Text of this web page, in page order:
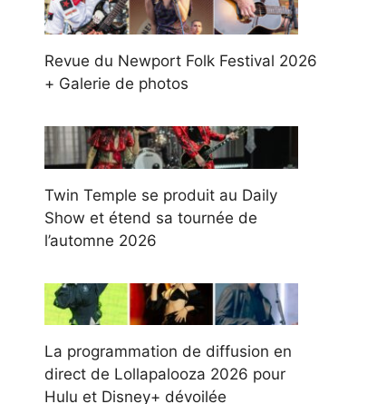
Revue du Newport Folk Festival 2026
+ Galerie de photos
Twin Temple se produit au Daily
Show et étend sa tournée de
l’automne 2026
La programmation de diffusion en
direct de Lollapalooza 2026 pour
Hulu et Disney+ dévoilée